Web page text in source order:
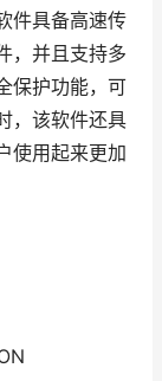
件具备高速传
，并且支持多
保护功能，可
，该软件还具
使用起来更加